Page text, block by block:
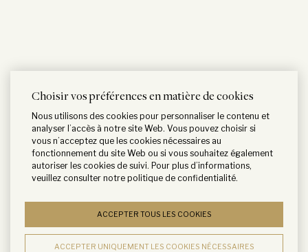
Burdeos. Las uvas son cuidadosamente seleccionadas y
transferidas a cubas de concreto o acero inoxidable,
dependiendo de su origen, donde se someten al proceso
de fermentación alcohólica durante el cual se efectúan
remontajes periódicos con el objeto de optimizar la
del trasiego.
Choisir vos préférences en matière de cookies
Nous utilisons des cookies pour personnaliser le contenu et
analyser l’accès à notre site Web. Vous pouvez choisir si
vous n’acceptez que les cookies nécessaires au
fonctionnement du site Web ou si vous souhaitez également
autoriser les cookies de suivi. Pour plus d’informations,
veuillez consulter notre politique de confidentialité.
ACCEPTER UNIQUEMENT LES COOKIES NÉCESSAIRES
ACCEPTER TOUS LES COOKIES